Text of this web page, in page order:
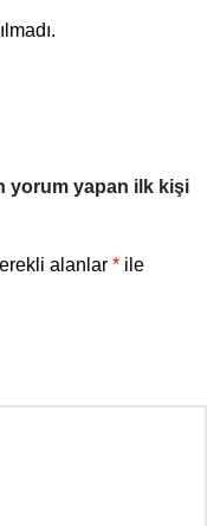
yorum yapan ilk kişi
alanlar * ile